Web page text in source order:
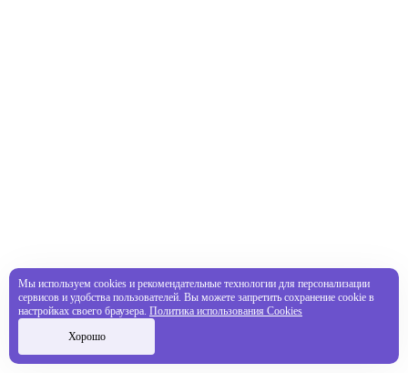
Мы используем cookies и рекомендательные технологии для персонализации
сервисов и удобства пользователей. Вы можете запретить сохранение cookie в
настройках своего браузера. Политика использования Cookies
Хорошо